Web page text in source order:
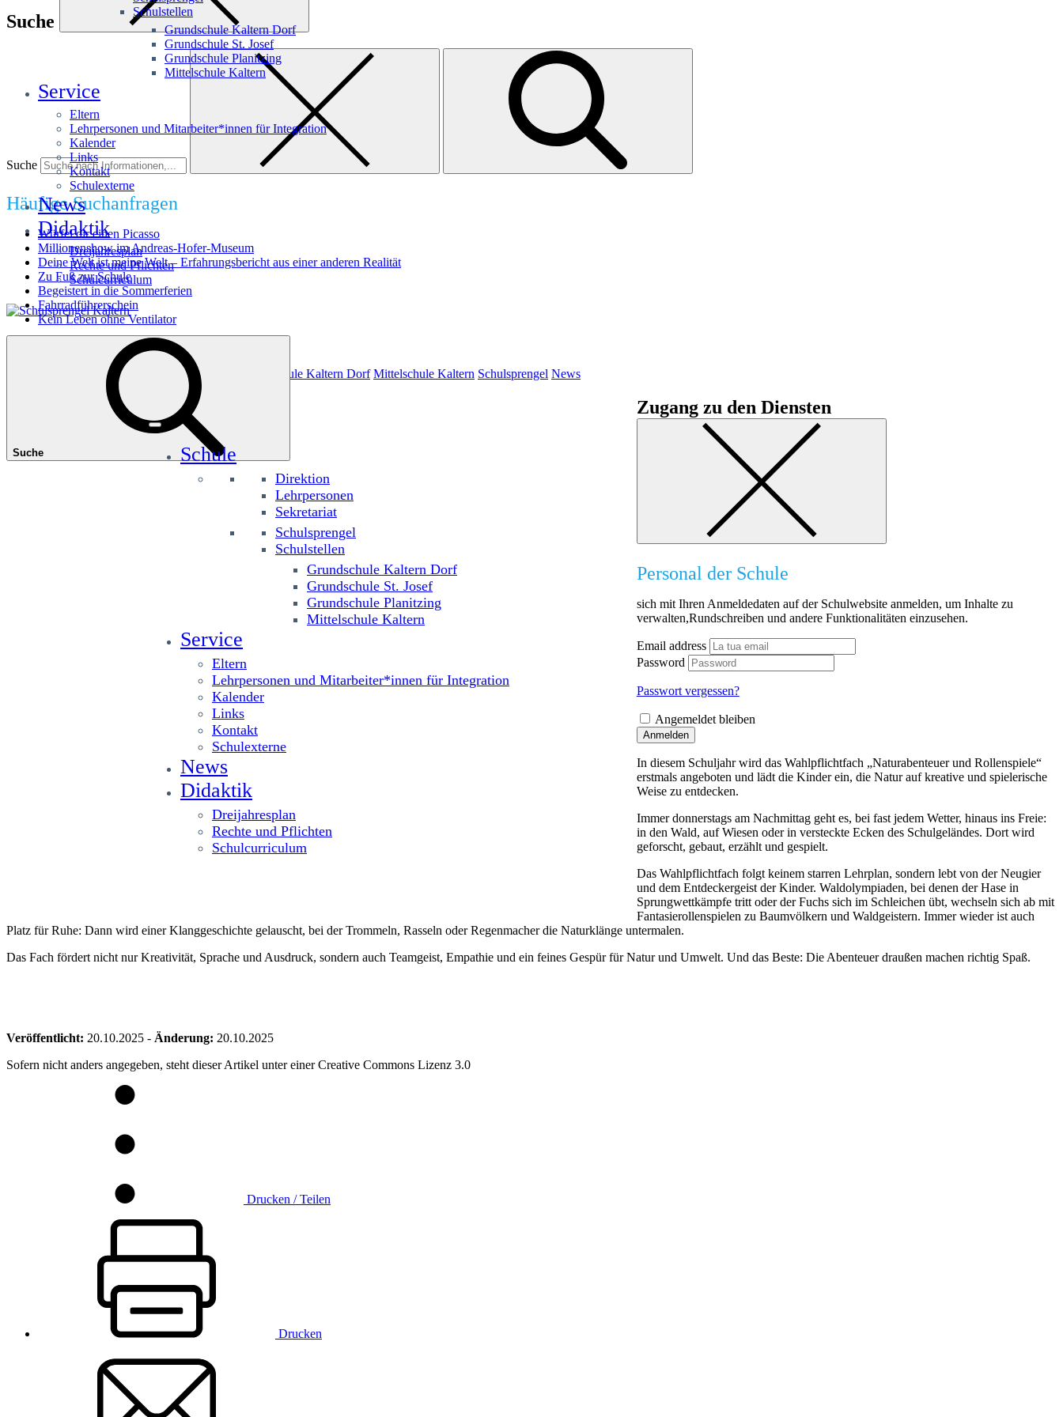
Schulstellen
Grundschule Kaltern Dorf
Grundschule St. Josef
Grundschule Planitzing
Mittelschule Kaltern
Service
Eltern
Lehrpersonen und Mitarbeiter*innen für Integration
Kalender
Links
Kontakt
Schulexterne
News
Didaktik
Dreijahresplan
Rechte und Pflichten
Schulcurriculum
Suche Schule
Direktion
Lehrpersonen
Sekretariat
Schulsprengel
Schulstellen
Grundschule Kaltern Dorf
Grundschule St. Josef
Grundschule Planitzing
Mittelschule Kaltern
Service
Eltern
Lehrpersonen und Mitarbeiter*innen für Integration
Kalender
Links
Kontakt
Schulexterne
News
Didaktik
Dreijahresplan
Rechte und Pflichten
Schulcurriculum
Suche
Suche
Häufige Suchanfragen
Würfel dir einen Picasso
Millionenshow im Andreas-Hofer-Museum
Deine Welt ist meine Welt – Erfahrungsbericht aus einer anderen Realität
Zu Fuß zur Schule
Begeistert in die Sommerferien
Fahrradführerschein
Kein Leben ohne Ventilator
Das könnte Sie interessieren
Grundschule Planitzing Grundschule St. Josef Grundschule Kaltern Dorf Mittelschule Kaltern Schulsprengel News
Zugang zu den Diensten
Personal der Schule
sich mit Ihren Anmeldedaten auf der Schulwebsite anmelden, um Inhalte zu
verwalten,Rundschreiben und andere Funktionalitäten einzusehen.
Email address
Password
Passwort vergessen?
Angemeldet bleiben
Anmelden
In diesem Schuljahr wird das Wahlpflichtfach „Naturabenteuer und Rollenspiele“
erstmals angeboten und lädt die Kinder ein, die Natur auf kreative und spielerische
Weise zu entdecken.
Immer donnerstags am Nachmittag geht es, bei fast jedem Wetter, hinaus ins Freie:
in den Wald, auf Wiesen oder in versteckte Ecken des Schulgeländes. Dort wird
geforscht, gebaut, erzählt und gespielt.
Das Wahlpflichtfach folgt keinem starren Lehrplan, sondern lebt von der Neugier
und dem Entdeckergeist der Kinder. Waldolympiaden, bei denen der Hase in
Sprungwettkämpfe tritt oder der Fuchs sich im Schleichen übt, wechseln sich ab mit
Fantasierollenspielen zu Baumvölkern und Waldgeistern. Immer wieder ist auch
Platz für Ruhe: Dann wird einer Klanggeschichte gelauscht, bei der Trommeln, Rasseln oder Regenmacher die Naturklänge untermalen.
Das Fach fördert nicht nur Kreativität, Sprache und Ausdruck, sondern auch Teamgeist, Empathie und ein feines Gespür für Natur und Umwelt. Und das Beste: Die Abenteuer draußen machen richtig Spaß.
Veröffentlicht: 20.10.2025 - Änderung: 20.10.2025
Sofern nicht anders angegeben, steht dieser Artikel unter einer Creative Commons Lizenz 3.0
Drucken / Teilen
Drucken